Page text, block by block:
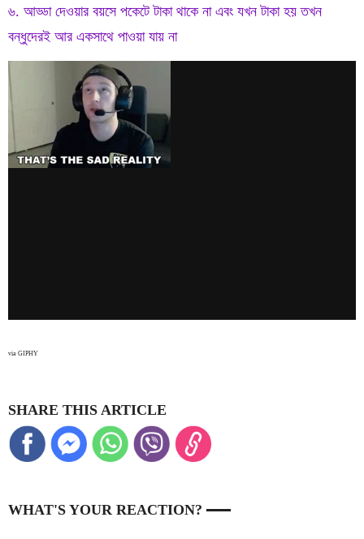
৬. আড্ডা দেওয়ার বয়সে পকেটে টাকা থাকে না এবং যখন টাকা হয় তখন
বন্ধুদেরই আর একসাথে পাওয়া যায় না
via GIPHY
SHARE THIS ARTICLE
WHAT'S YOUR REACTION?